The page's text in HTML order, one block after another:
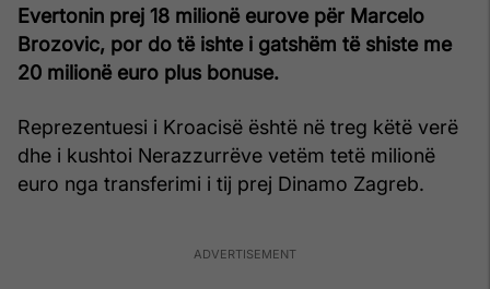
Evertonin prej 18 milionë eurove për Marcelo
Brozovic, por do të ishte i gatshëm të shiste me
20 milionë euro plus bonuse.
Reprezentuesi i Kroacisë është në treg këtë verë
dhe i kushtoi Nerazzurrëve vetëm tetë milionë
euro nga transferimi i tij prej Dinamo Zagreb.